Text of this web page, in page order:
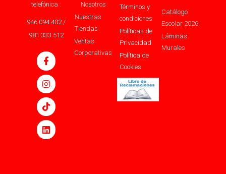
telefónica :
946 094 402 /
981 333 512
Nosotros
Nuestras
Tiendas
Ventas
Corporativas
Términos y
condiciones
Políticas de
Privacidad
Política de
Cookies
Catálogo
Escolar 2026
Láminas
Murales